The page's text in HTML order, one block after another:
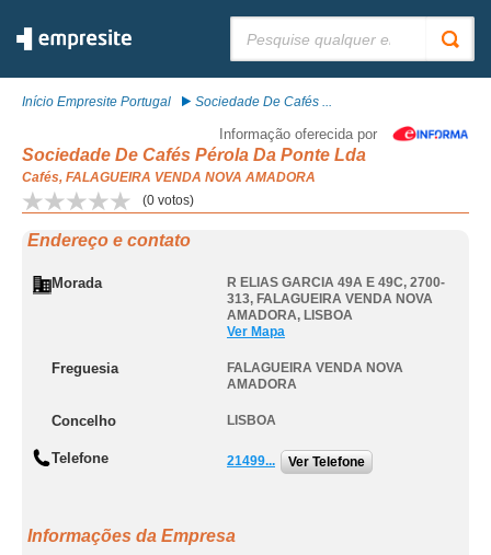
Início Empresite Portugal Sociedade De Cafés ...
Informação oferecida por
Sociedade De Cafés Pérola Da Ponte Lda
Cafés, FALAGUEIRA VENDA NOVA AMADORA
(0 votos)
Endereço e contato
Morada
R ELIAS GARCIA 49A E 49C, 2700-
313, FALAGUEIRA VENDA NOVA
AMADORA, LISBOA
Ver Mapa
Freguesia
FALAGUEIRA VENDA NOVA
AMADORA
Concelho LISBOA
Telefone 21499... Ver Telefone
Informações da Empresa